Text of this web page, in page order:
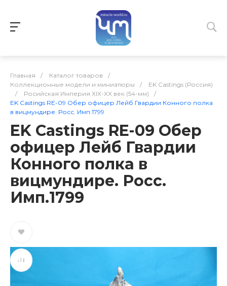
Главная / Каталог товаров
/
Коллекционные модели и миниатюры
/
EK Castings (Россия)
/
Росийская Империя XIX-XX век (54-мм)
/
EK Castings RE-09 Обер офицер Лейб Гвардии Конного полка
в вицмундире. Росс. Имп.1799
EK Castings RE-09 Обер
офицер Лейб Гвардии
Конного полка в
вицмундире. Росс.
Имп.1799